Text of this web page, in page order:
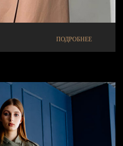
ПОДРОБНЕЕ